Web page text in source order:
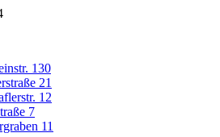
130
21
12
7
11